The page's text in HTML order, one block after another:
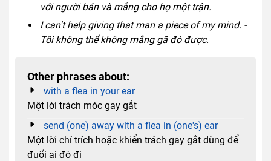
với người bán và mắng cho họ một trận.
I can't help giving that man a piece of my mind. -
Tôi không thể không mắng gã đó được.
Other phrases about:
with a flea in your ear
Một lời trách móc gay gắt
send (one) away with a flea in (one's) ear
Một lời chỉ trích hoặc khiển trách gay gắt dùng để
đuổi ai đó đi